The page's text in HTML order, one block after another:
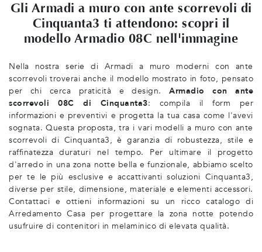
Gli Armadi a muro con ante scorrevoli di
Cinquanta3 ti attendono: scopri il
modello Armadio 08C nell'immagine
Nella nostra serie di Armadi a muro moderni con ante
scorrevoli troverai anche il modello mostrato in foto, pensato
per chi cerca praticità e design.Armadio con ante
scorrevoli 08C di Cinquanta3: compila il form per
informazioni e preventivi e progetta la tua casa come l'avevi
sognata. Questa proposta, tra i vari modelli a muro con ante
scorrevoli di Cinquanta3, è garanzia di robustezza, stile e
raffinatezza duraturi nel tempo. Per ultimare il progetto
d'arredo in una zona notte bella e funzionale, abbiamo scelto
per te le più esclusive e accattivanti soluzioni Cinquanta3,
diverse per stile, dimensione, materiale e elementi accessori.
Contattaci e ottieni informazioni su un ricco catalogo di
Arredamento Casa per progettare la zona notte potendo
usufruire di contenitori in melaminico di elevata qualità.